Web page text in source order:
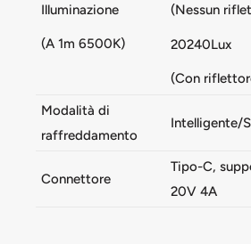
Illuminazione
(A 1m 6500K)
(Nessun
20240Lux
(Con
Modalità di
raffreddamento
Intelligente/
Connettore
Tipo-C,
20V 4A